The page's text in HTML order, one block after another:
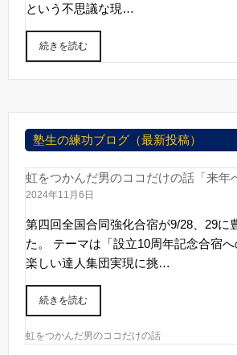
という不思議な現…
続きを読む
塾生の練功ブログ（最新投稿）
虹をつかんだ男のココだけの話「来年
2024年11月6日
第四回全国合同強化合宿が9/28、29に
た。 テーマは「設立10周年記念合宿
楽しい達人集団実現に挑…
続きを読む
虹をつかんだ男のココだけの話